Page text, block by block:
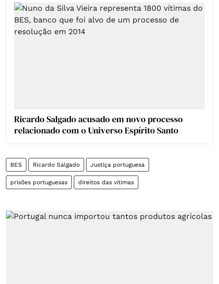
Ricardo Salgado acusado em novo processo
relacionado com o Universo Espírito Santo
BES Ricardo Salgado Justiça portuguesa
prisões portuguesas direitos das vitimas